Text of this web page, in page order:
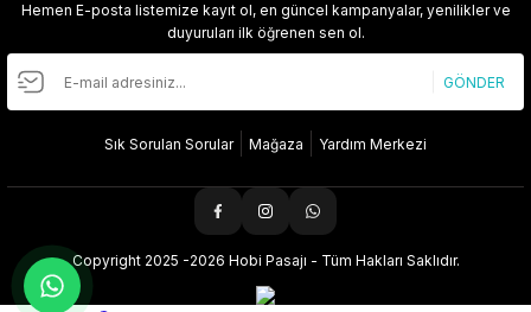
Hemen E-posta listemize kayıt ol, en güncel kampanyalar, yenilikler ve
duyuruları ilk öğrenen sen ol.
GÖNDER
Sık Sorulan Sorular Mağaza Yardım Merkezi
Copyright 2025 -2026 Hobi Pasajı - Tüm Hakları Saklıdır.